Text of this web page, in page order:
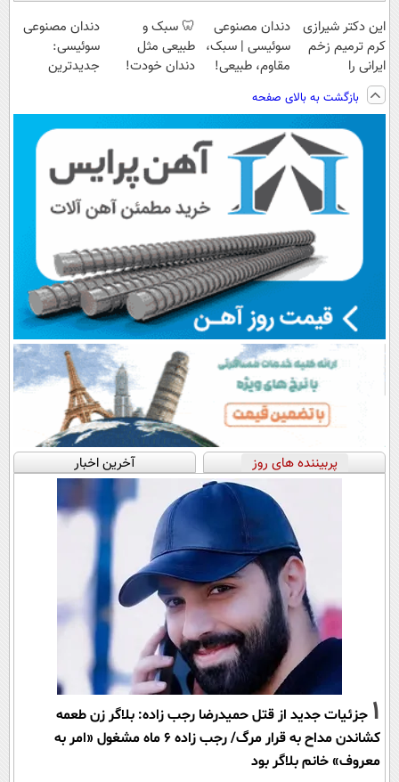
این دکتر شیرازی
کرم ترمیم زخم
ایرانی را
ساخت!!!
دندان مصنوعی
سوئیسی | سبک،
مقاوم، طبیعی!
رایگان+پرداخت
اقساطی😍
🦷 سبک و
طبیعی مثل
دندان خودت!
💳 📍 تهران
دندان مصنوعی
سوئیسی:
جدیدترین
پرداخت قسطی
بازگشت به بالای صفحه
پربیننده های روز آخرین اخبار
1 جزئیات جدید از قتل حمیدرضا رجب زاده: بلاگر زن طعمه
کشاندن مداح به قرار مرگ/ رجب زاده 6 ماه مشغول «امر به
معروف» خانم بلاگر بود